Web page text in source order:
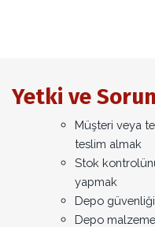
Yetki ve
Müşteri veya
teslim almak
Stok
yapmak
Depo
Depo